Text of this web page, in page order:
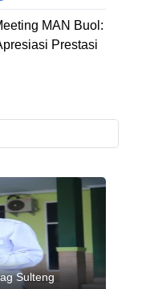
MAN Buol:
Prestasi
Sulteng